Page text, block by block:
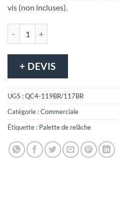
vis (non incluses).
+ DEVIS
UGS :QC4-119BR/117BR
Catégorie :Commerciale
Étiquette : Palette de relâche